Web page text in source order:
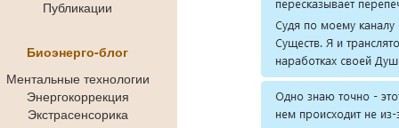
Публикации
Биоэнерго-блог
Ментальные технологии
Энергокоррекция
Экстрасенсорика